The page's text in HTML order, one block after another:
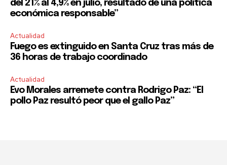
del 21% al 4,9% en julio, resultado de una política
económica responsable”
Actualidad
Fuego es extinguido en Santa Cruz tras más de
36 horas de trabajo coordinado
Actualidad
Evo Morales arremete contra Rodrigo Paz: “El
pollo Paz resultó peor que el gallo Paz”